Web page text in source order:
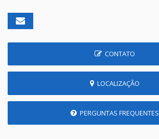
CONTATO
LOCALIZAÇÃO
PERGUNTAS FREQUENTES